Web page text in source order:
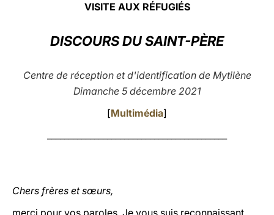
VISITE AUX RÉFUGIÉS
DISCOURS DU SAINT-PÈRE
Centre de réception et d'identification de Mytilène
Dimanche 5 décembre 2021
[Multimédia]
Chers frères et sœurs,
merci pour vos paroles. Je vous suis reconnaissant,